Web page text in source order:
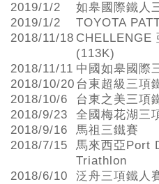
2019/1/2 如皋國際鐵人
2019/1/2
TOYOTA
2018/11/18 CHELLENGE
(113K)
2018/11/11 中國如皋國際
2018/10/20 台東超級三項
2018/10/6
台東之美三項
2018/9/23
全國梅花湖三
2018/9/16
馬祖三鐵賽
2018/7/15
馬來西亞Port
Triathlon
2018/6/10 泛舟三項鐵人